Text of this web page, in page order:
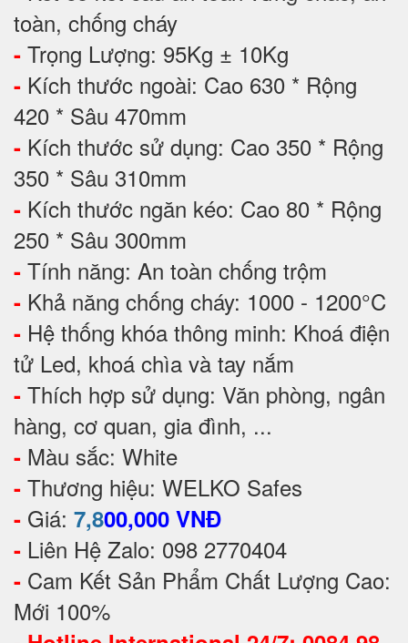
toàn, chống cháy
- Trọng Lượng: 95Kg ± 10Kg
- Kích thước ngoài: Cao 630 * Rộng
420 * Sâu 470mm
- Kích thước sử dụng: Cao 350 * Rộng
350 * Sâu 310mm
- Kích thước ngăn kéo: Cao 80 * Rộng
250 * Sâu 300mm
- Tính năng: An toàn chống trộm
- Khả năng chống cháy: 1000 - 1200°C
- Hệ thống khóa thông minh: Khoá điện
tử Led, khoá chìa và tay nắm
- Thích hợp sử dụng: Văn phòng, ngân
hàng, cơ quan, gia đình, ...
- Màu sắc: White
- Thương hiệu: WELKO Safes
- Giá: 7,800,000 VNĐ
- Liên Hệ Zalo: 098 2770404
- Cam Kết Sản Phẩm Chất Lượng Cao:
Mới 100%